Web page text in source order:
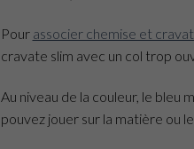
Pour associer chemise et
cravate slim avec un col trop
Au niveau de la couleur, le bleu
pouvez jouer sur la matière ou